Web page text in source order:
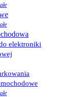
elektroniki